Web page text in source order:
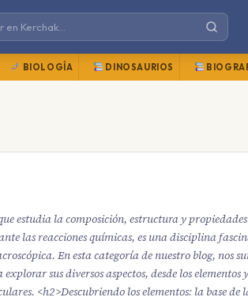
BIOLOGÍA DINOSAURIOS
estudia la composición, estructura y
las reacciones químicas, es una disciplina
En esta categoría de nuestro blog, nos
sus diversos aspectos, desde los elementos
<h2>Descubriendo los elementos: la base